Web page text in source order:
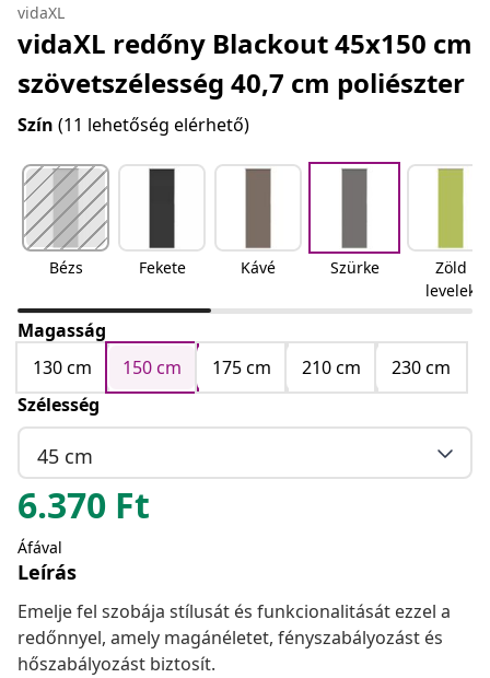
vidaXL
vidaXL redőny Blackout 45x150 cm
szövetszélesség 40,7 cm poliészter
Szín (11 lehetőség elérhető)
Bézs Fekete Kávé Szürke
Zöld
levelek
Magasság
130 cm
150 cm 175 cm 210 cm
230 cm
Szélesség
45 cm
6.370 Ft
Áfával
Leírás
Emelje fel szobája stílusát és funkcionalitását ezzel a
redőnnyel, amely magánéletet, fényszabályozást és
hőszabályozást biztosít.